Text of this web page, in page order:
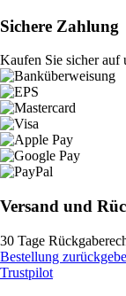
Sichere Zahlung
Kaufen Sie sicher auf
Versand und
30 Tage
Bestellung
Trustpilot